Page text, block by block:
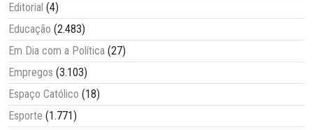
Editorial (4)
Educação (2.483)
Em Dia com a Política (27)
Empregos (3.103)
Espaço Católico (18)
Esporte (1.771)